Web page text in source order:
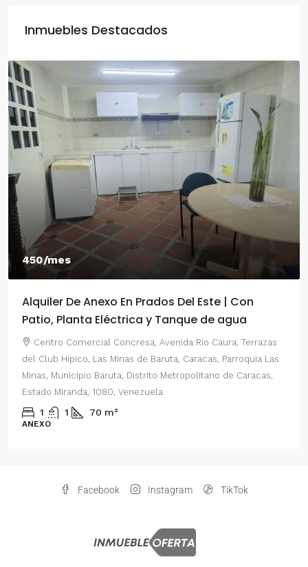
Inmuebles Destacados
450/mes
Alquiler De Anexo En Prados Del Este | Con
Patio, Planta Eléctrica y Tanque de agua
Centro Comercial Concresa, Avenida Río Caura, Terrazas
del Club Hípico, Las Minas de Baruta, Caracas, Parroquia Las
Minas, Municipio Baruta, Distrito Metropolitano de Caracas,
Estado Miranda, 1080, Venezuela
1 1 70 m²
ANEXO
Facebook Instagram TikTok